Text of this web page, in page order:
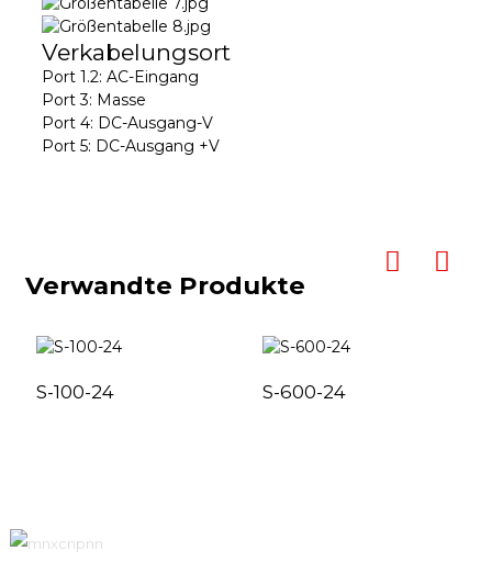
Verkabelungsort
Port 1.2: AC-Eingang
Port 3: Masse
Port 4: DC-Ausgang-V
Port 5: DC-Ausgang +V
Verwandte Produkte
S-100-24 S-600-24